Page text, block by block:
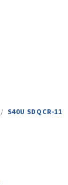
/ S40U SDQCR-11